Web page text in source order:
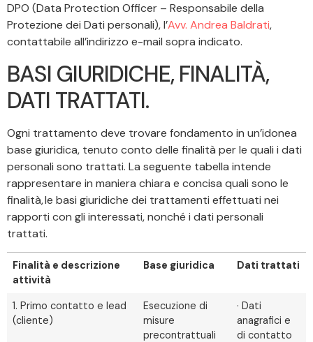
DPO (Data Protection Officer – Responsabile della
Protezione dei Dati personali), l’Avv. Andrea Baldrati,
contattabile all’indirizzo e-mail sopra indicato.
BASI GIURIDICHE, FINALITÀ,
DATI TRATTATI.
Ogni trattamento deve trovare fondamento in un’idonea
base giuridica, tenuto conto delle finalità per le quali i dati
personali sono trattati. La seguente tabella intende
rappresentare in maniera chiara e concisa quali sono le
finalità, le basi giuridiche dei trattamenti effettuati nei
rapporti con gli interessati, nonché i dati personali
trattati.
Finalità e descrizione
attività
Base giuridica Dati trattati
1. Primo contatto e lead
(cliente)
Esecuzione di
misure
precontrattuali
· Dati
anagrafici e
di contatto